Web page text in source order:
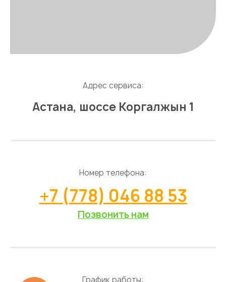
Адрес сервиса:
Астана, шоссе Коргалжын 1
Номер телефона:
+7 (778) 046 88 53
Позвонить нам